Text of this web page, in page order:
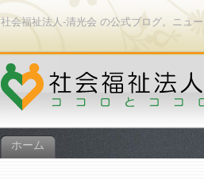
社会福祉法人-清光会 の公式ブログ。ニュ
ホーム